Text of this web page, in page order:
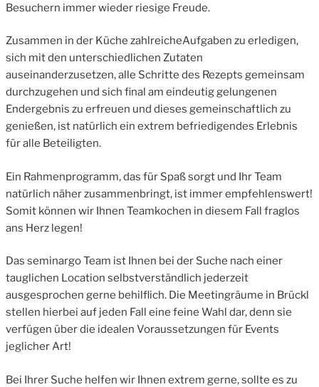
Besuchern immer wieder riesige Freude.
Zusammen in der Küche zahlreicheAufgaben zu erledigen,
sich mit den unterschiedlichen Zutaten
auseinanderzusetzen, alle Schritte des Rezepts gemeinsam
durchzugehen und sich final am eindeutig gelungenen
Endergebnis zu erfreuen und dieses gemeinschaftlich zu
genießen, ist natürlich ein extrem befriedigendes Erlebnis
für alle Beteiligten.
Ein Rahmenprogramm, das für Spaß sorgt und Ihr Team
natürlich näher zusammenbringt, ist immer empfehlenswert!
Somit können wir Ihnen Teamkochen in diesem Fall fraglos
ans Herz legen!
Das seminargo Team ist Ihnen bei der Suche nach einer
tauglichen Location selbstverständlich jederzeit
ausgesprochen gerne behilflich. Die Meetingräume in Brückl
stellen hierbei auf jeden Fall eine feine Wahl dar, denn sie
verfügen über die idealen Voraussetzungen für Events
jeglicher Art!
Bei Ihrer Suche helfen wir Ihnen extrem gerne, sollte es zu